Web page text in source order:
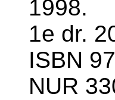
1998.
1e dr.
ISBN
NUR